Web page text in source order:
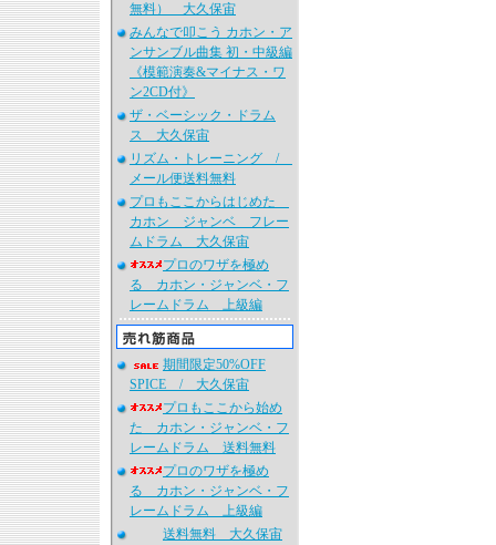
無料） 大久保宙
みんなで叩こう カホン・ア
ンサンブル曲集 初・中級編
《模範演奏&マイナス・ワ
ン2CD付》
ザ・ベーシック・ドラム
ス 大久保宙
リズム・トレーニング /
メール便送料無料
プロもここからはじめた
カホン ジャンベ フレー
ムドラム 大久保宙
プロのワザを極め
る カホン・ジャンベ・フ
レームドラム 上級編
期間限定50%OFF
SPICE / 大久保宙
プロもここから始め
た カホン・ジャンベ・フ
レームドラム 送料無料
プロのワザを極め
る カホン・ジャンベ・フ
レームドラム 上級編
送料無料 大久保宙